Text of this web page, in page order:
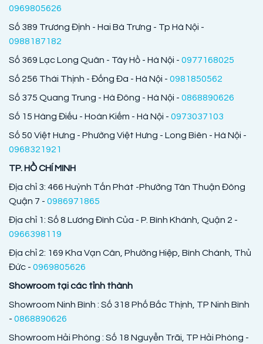
0969805626
Số 389 Trương Định - Hai Bà Trưng - Tp Hà Nội -
0988187182
Số 369 Lạc Long Quân - Tây Hồ - Hà Nội - 0977168025
Số 256 Thái Thịnh - Đống Đa - Hà Nội - 0981850562
Số 375 Quang Trung - Hà Đông - Hà Nội - 0868890626
Số 15 Hàng Điếu - Hoàn Kiếm - Hà Nội - 0973037103
Số 50 Việt Hưng - Phường Việt Hưng - Long Biên - Hà Nội -
0968321921
TP. HỒ CHÍ MINH
Địa chỉ 3: 466 Huỳnh Tấn Phát -Phường Tân Thuận Đông
Quận 7 - 0986971865
Địa chỉ 1: Số 8 Lương Đình Của - P. Bình Khánh, Quận 2 -
0966398119
Địa chỉ 2: 169 Kha Vạn Cân, Phường Hiệp, Bình Chánh, Thủ
Đức - 0969805626
Showroom tại các tỉnh thành
Showroom Ninh Bình : Số 318 Phố Bắc Thịnh, TP Ninh Bình
- 0868890626
Showroom Hải Phòng : Số 18 Nguyễn Trãi, TP Hải Phòng -